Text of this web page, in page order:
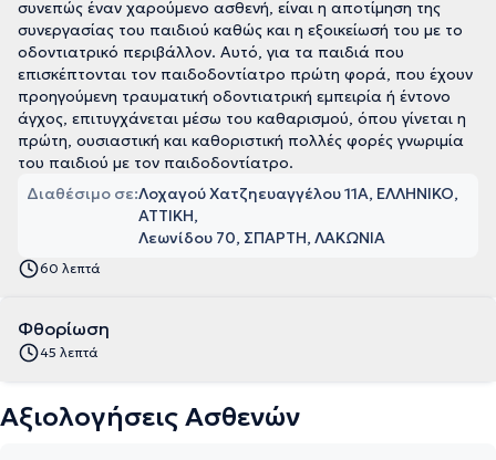
συνεπώς έναν χαρούμενο ασθενή, είναι η αποτίμηση της
συνεργασίας του παιδιού καθώς και η εξοικείωσή του με το
οδοντιατρικό περιβάλλον. Αυτό, για τα παιδιά που
επισκέπτονται τον παιδοδοντίατρο πρώτη φορά, που έχουν
προηγούμενη τραυματική οδοντιατρική εμπειρία ή έντονο
άγχος, επιτυγχάνεται μέσω του καθαρισμού, όπου γίνεται η
πρώτη, ουσιαστική και καθοριστική πολλές φορές γνωριμία
του παιδιού με τον παιδοδοντίατρο.
Διαθέσιμο σε:Λοχαγού Χατζηευαγγέλου 11Α, ΕΛΛΗΝΙΚΟ,
ΑΤΤΙΚΗ
Λεωνίδου 70, ΣΠΑΡΤΗ, ΛΑΚΩΝΙΑ
60 λεπτά
Φθορίωση
45 λεπτά
Αξιολογήσεις Ασθενών